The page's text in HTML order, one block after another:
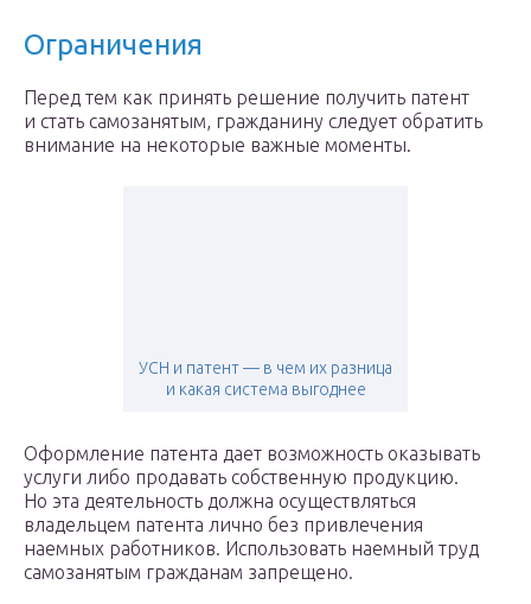
Ограничения
Перед тем как принять решение получить патент
и стать самозанятым, гражданину следует обратить
внимание на некоторые важные моменты.
УСН и патент — в чем их разница
и какая система выгоднее
Оформление патента дает возможность оказывать
услуги либо продавать собственную продукцию.
Но эта деятельность должна осуществляться
владельцем патента лично без привлечения
наемных работников. Использовать наемный труд
самозанятым гражданам запрещено.